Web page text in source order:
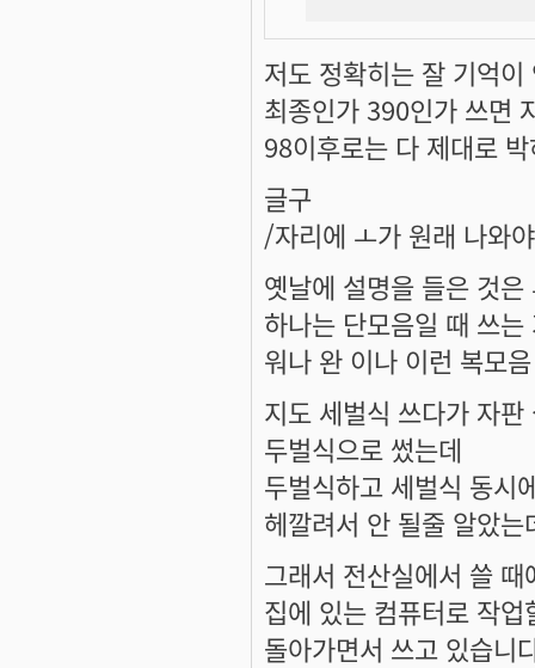
저도 정확히는 잘 기억
최종인가 390인가 쓰면
98이후로는 다 제대로
글구
/자리에 ㅗ가 원래 나와
옛날에 설명을 들은 것
하나는 단모음일 때 쓰
워나 완 이나 이런 복모
지도 세벌식 쓰다가 자
두벌식으로 썼는데
두벌식하고 세벌식 동시
헤깔려서 안 될줄 알았
그래서 전산실에서 쓸
집에 있는 컴퓨터로 작
돌아가면서 쓰고 있습니